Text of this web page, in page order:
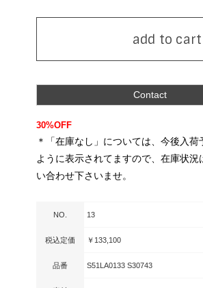
add to cart
Contact
30%OFF
＊「在庫なし」については、今後入荷
ように表示されてますので、在庫状況
い合わせ下さいませ。
NO. 13
税込定価 ￥133,100
品番 S51LA0133 S30743